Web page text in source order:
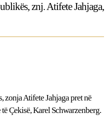
znj. Atifete Jahjaga,
zonja Atifete Jahjaga pret në
Çekisë, Karel Schwarzenberg.